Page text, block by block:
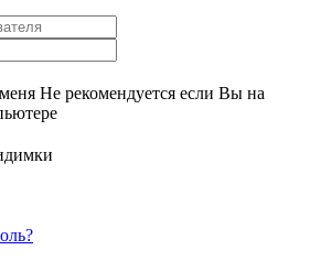
Не рекомендуется если Вы на